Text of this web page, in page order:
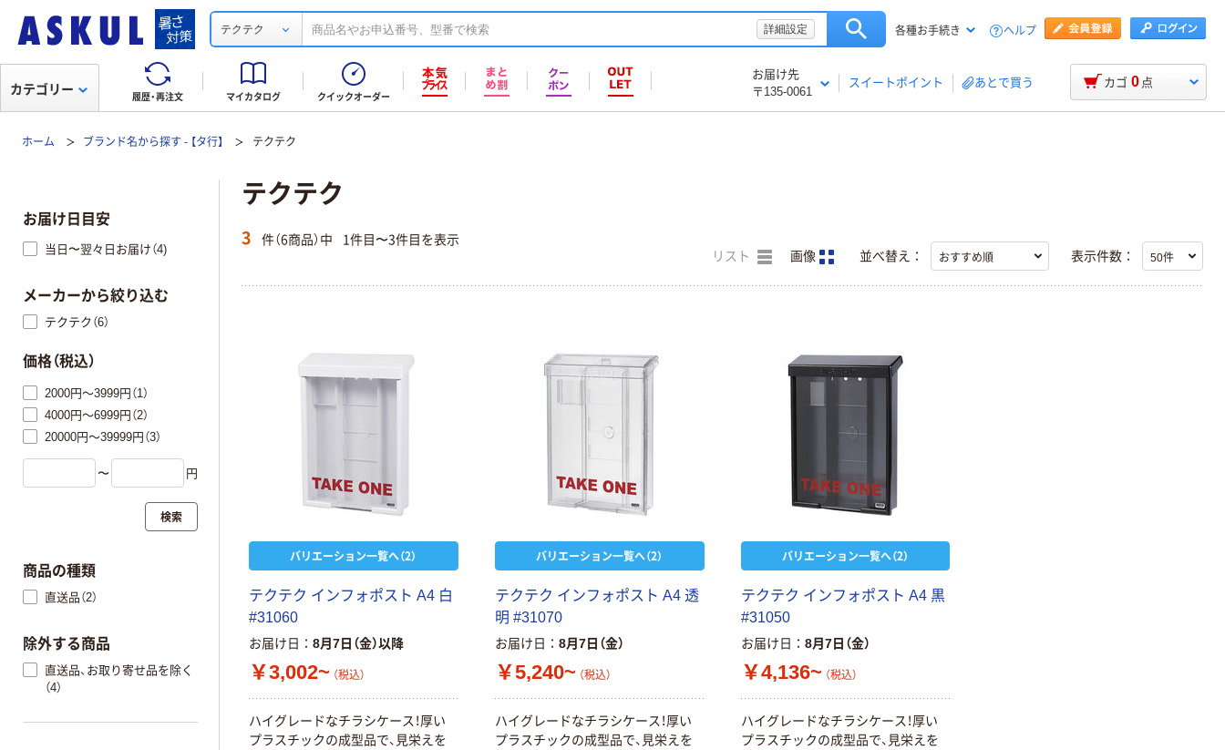
テクテク 詳細設定 各種お手続き ヘルプ
履歴・再注文 マイカタログ クイックオーダー
お届け先
〒135-0061
スイートポイント あとで買う
カテゴリー カゴ 0 点
ホーム ブランド名から探す - 【タ行】 テクテク
テクテク
3 件（6商品）中 1件目〜3件目を表示
リスト 画像 並べ替え： 表示件数：
バリエーション一覧へ（2）
テクテク インフォポスト A4 白
#31060
お届け日 8月7日（金）以降
￥3,002~ （税込）
ハイグレードなチラシケース！厚い
プラスチックの成型品で、見栄えを
バリエーション一覧へ（2）
テクテク インフォポスト A4 透
明 #31070
お届け日 8月7日（金）
￥5,240~ （税込）
ハイグレードなチラシケース！厚い
プラスチックの成型品で、見栄えを
バリエーション一覧へ（2）
テクテク インフォポスト A4 黒
#31050
お届け日 8月7日（金）
￥4,136~ （税込）
ハイグレードなチラシケース！厚い
プラスチックの成型品で、見栄えを
お届け日目安
当日〜翌々日お届け（4)
メーカーから絞り込む
テクテク（6）
価格（税込）
2000円～3999円（1）
4000円～6999円（2）
20000円～39999円（3）
〜 円
検索
商品の種類
直送品（2）
除外する商品
直送品、お取り寄せ品を除く
（4）